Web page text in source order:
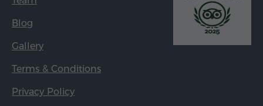
Blog
Gallery
Terms & Conditions
Privacy Policy